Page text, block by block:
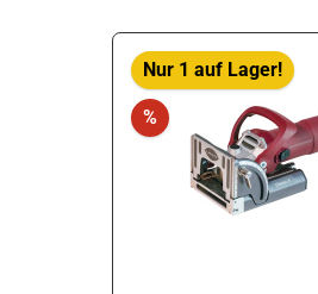
Nur 1 auf Lager!
%Rabatt